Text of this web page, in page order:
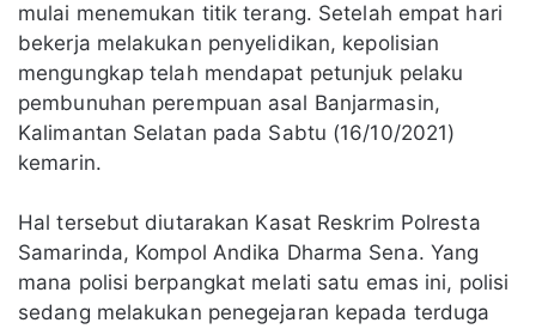
mulai menemukan titik terang. Setelah empat hari
bekerja melakukan penyelidikan, kepolisian
mengungkap telah mendapat petunjuk pelaku
pembunuhan perempuan asal Banjarmasin,
Kalimantan Selatan pada Sabtu (16/10/2021)
kemarin.
Hal tersebut diutarakan Kasat Reskrim Polresta
Samarinda, Kompol Andika Dharma Sena. Yang
mana polisi berpangkat melati satu emas ini, polisi
sedang melakukan penegejaran kepada terduga